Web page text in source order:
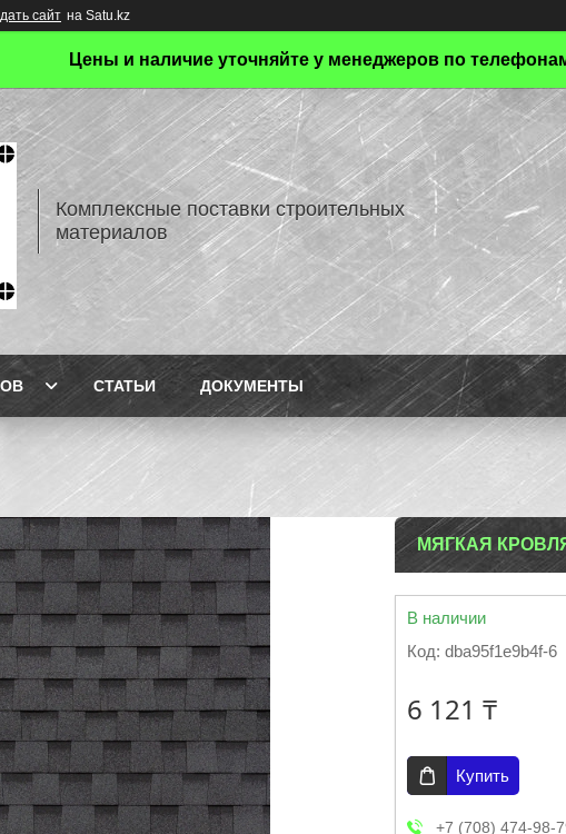
сайт на Satu.kz
Цены и наличие уточняйте у менеджеров по
Комплексные поставки строительных
материалов
СТАТЬИ ДОКУМЕНТЫ
МЯГКАЯ
В наличии
Код: dba95f1e9b4f-6
6 121 ₸
Купить
+7 (708) 474-98-